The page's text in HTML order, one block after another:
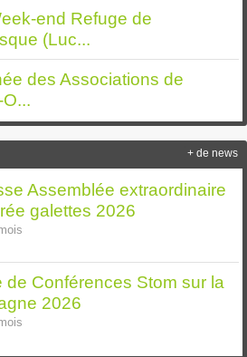
end Refuge de
(Luc...
des Associations de
Assemblée extraordinaire
galettes 2026
de Conférences Stom sur la
2026
+ de news